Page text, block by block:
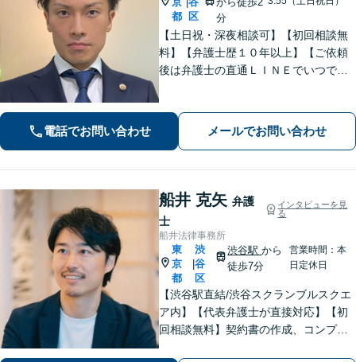
都 区
分
【土日祝・深夜相談可】【初回相談無
料】【弁護士歴１０年以上】【ご依頼
後は弁護士の直通ＬＩＮＥでいつでも
ワークトラブルに注力】
電話でお問い合わせ メールでお問い合わせ
船井 克矢 弁護
士
インタビューを見
る
船井法律事務所
東
京
都
渋
谷
区
渋谷駅から
徒歩7分
営業時間：本
日定休日
【渋谷駅直結/渋谷スクランブルスクエ
ア内】【代表弁護士が直接対応】【初
回相談無料】契約書の作成、コンプラ